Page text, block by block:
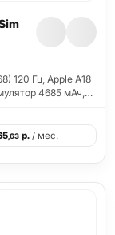
120 Гц, Apple A18
4685 мАч,…
,63 р. / мес.